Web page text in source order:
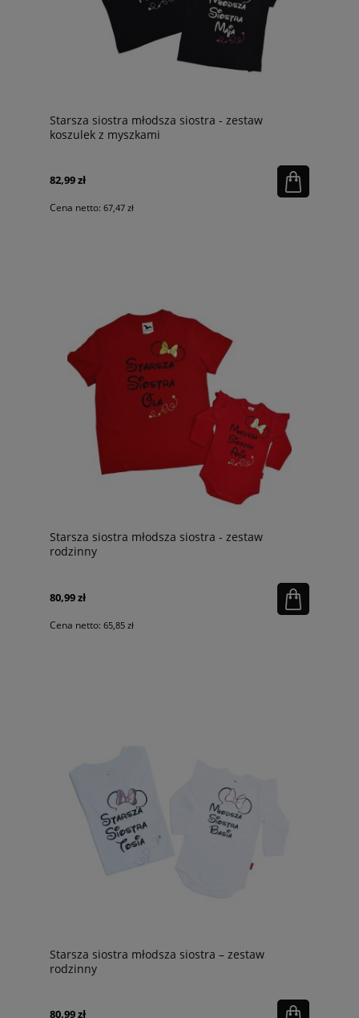
Starsza siostra młodsza siostra - zestaw
koszulek z myszkami
82,99 zł
Cena netto: 67,47 zł
Starsza siostra młodsza siostra - zestaw
rodzinny
80,99 zł
Cena netto: 65,85 zł
Starsza siostra młodsza siostra – zestaw
rodzinny
80,99 zł